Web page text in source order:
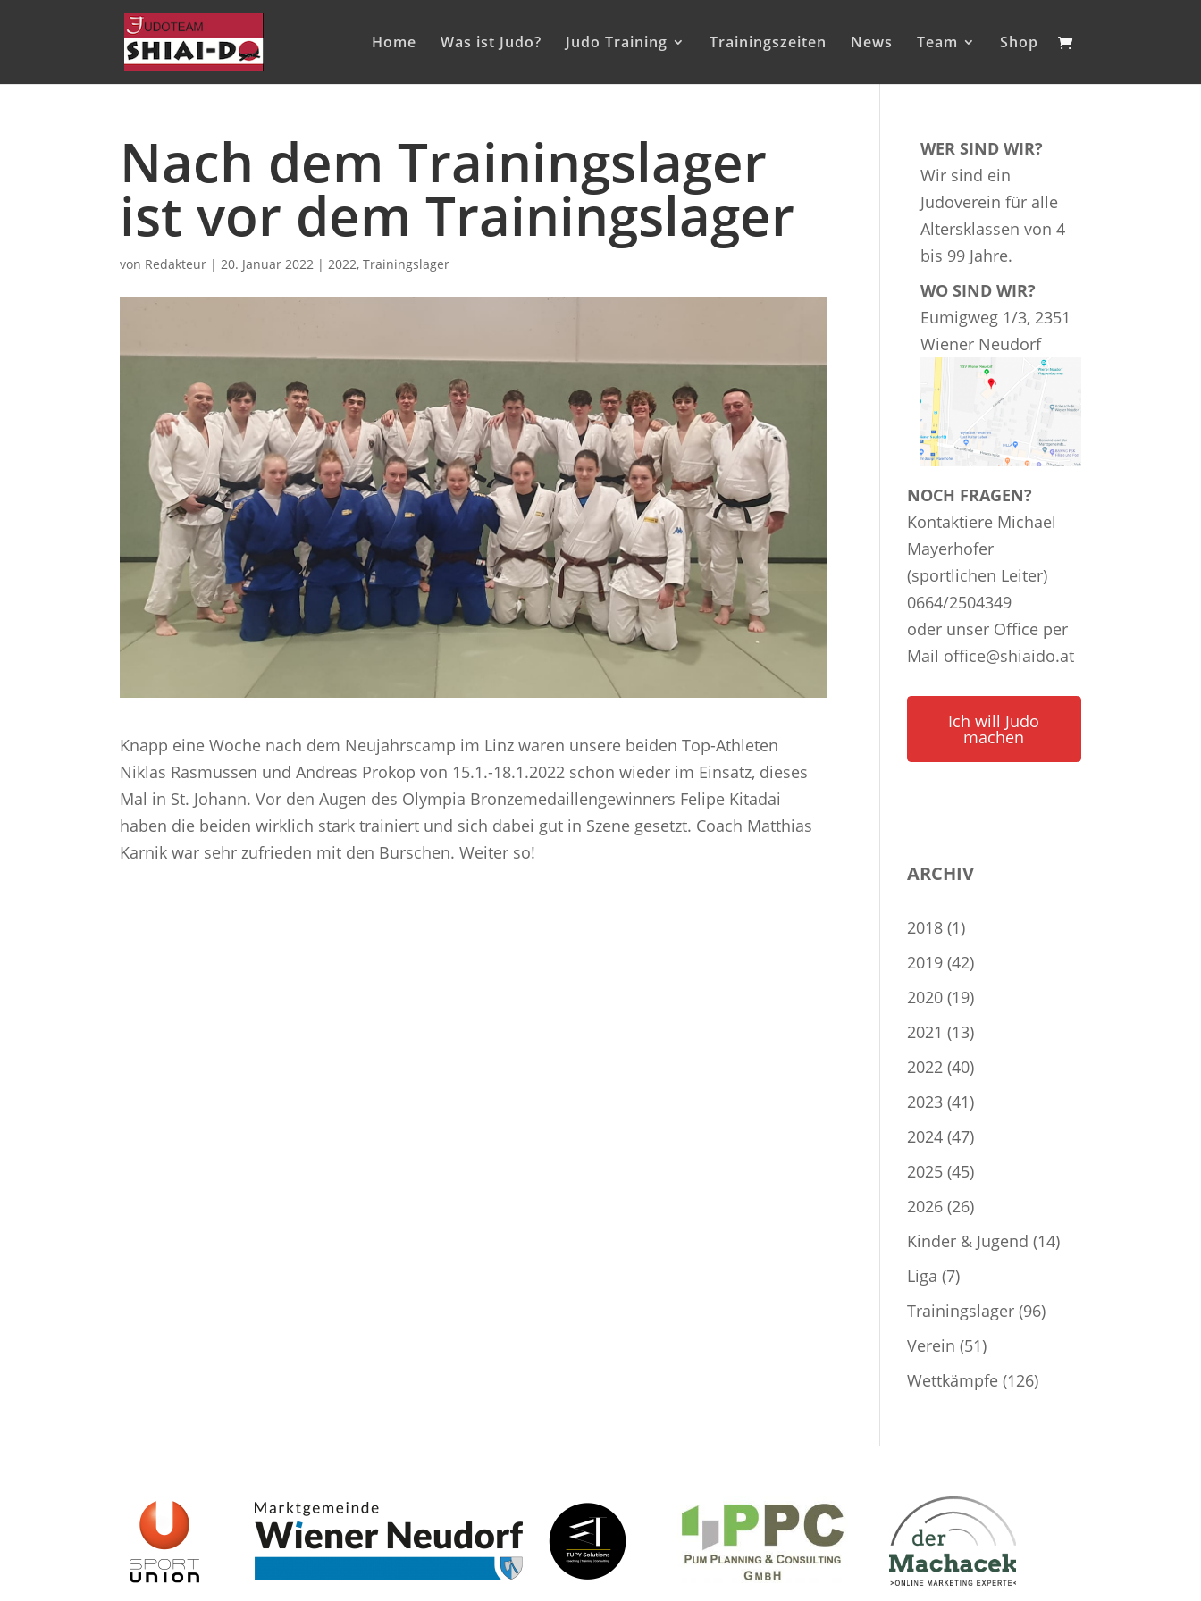
Home Was ist Judo? Judo Training Trainingszeiten News Team Shop
Nach dem Trainingslager
ist vor dem Trainingslager
von Redakteur |20. Januar 2022 |2022,Trainingslager
Knapp eine Woche nach dem Neujahrscamp im Linz waren unsere beiden Top-Athleten
Niklas Rasmussen und Andreas Prokop von 15.1.-18.1.2022 schon wieder im Einsatz, dieses
Mal in St. Johann. Vor den Augen des Olympia Bronzemedaillengewinners Felipe Kitadai
haben die beiden wirklich stark trainiert und sich dabei gut in Szene gesetzt. Coach Matthias
Karnik war sehr zufrieden mit den Burschen. Weiter so!
WER SIND WIR?
Wir sind ein
Judoverein für alle
Altersklassen von 4
bis 99 Jahre.
WO SIND WIR?
Eumigweg 1/3, 2351
Wiener Neudorf
NOCH FRAGEN?
Kontaktiere Michael
Mayerhofer
(sportlichen Leiter)
0664/2504349
oder unser Office per
Mail office@shiaido.at
Ich will Judo
machen
ARCHIV
2018 (1)
2019 (42)
2020 (19)
2021 (13)
2022 (40)
2023 (41)
2024 (47)
2025 (45)
2026 (26)
Kinder & Jugend (14)
Liga (7)
Trainingslager (96)
Verein (51)
Wettkämpfe (126)